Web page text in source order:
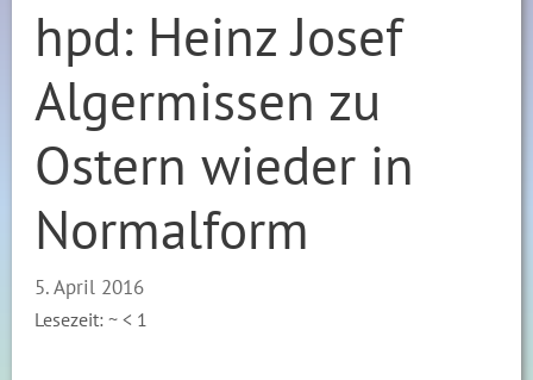
hpd: Heinz Josef
Algermissen zu
Ostern wieder in
Normalform
5. April 2016
Lesezeit: ~< 1